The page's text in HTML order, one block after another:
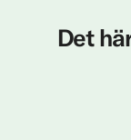
Det